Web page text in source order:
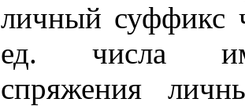
личный суффикс
ед. числа
спряжения